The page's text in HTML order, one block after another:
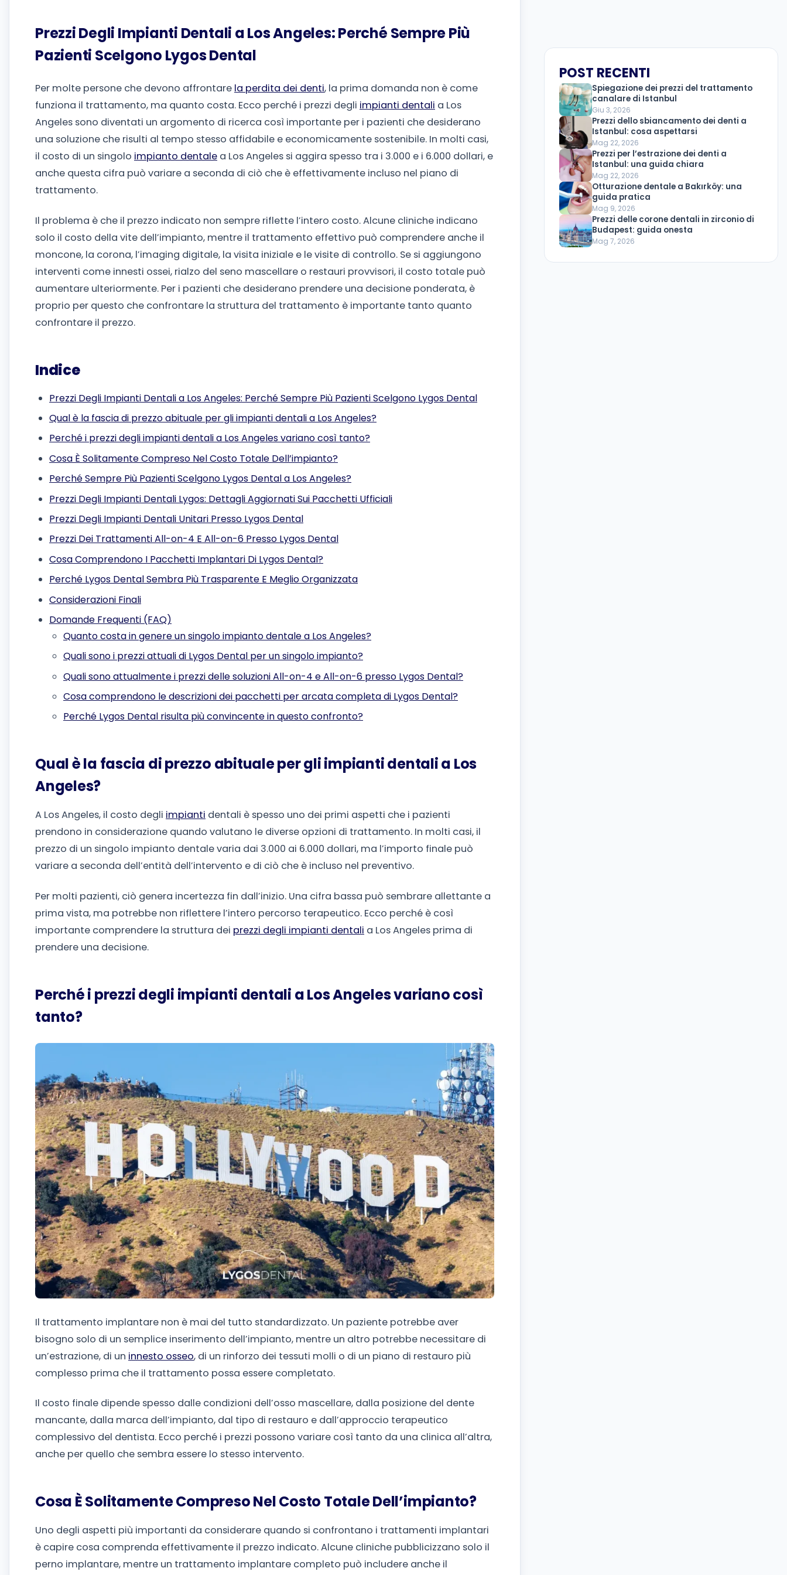
Prezzi Degli Impianti Dentali a Los Angeles: Perché Sempre Più
Pazienti Scelgono Lygos Dental
Per molte persone che devono affrontare la perdita dei denti, la prima domanda non è come
funziona il trattamento, ma quanto costa. Ecco perché i prezzi degli impianti dentali a Los
Angeles sono diventati un argomento di ricerca così importante per i pazienti che desiderano
una soluzione che risulti al tempo stesso affidabile e economicamente sostenibile. In molti casi,
il costo di un singolo impianto dentale a Los Angeles si aggira spesso tra i 3.000 e i 6.000 dollari, e
anche questa cifra può variare a seconda di ciò che è effettivamente incluso nel piano di
trattamento.
Il problema è che il prezzo indicato non sempre riflette l’intero costo. Alcune cliniche indicano
solo il costo della vite dell’impianto, mentre il trattamento effettivo può comprendere anche il
moncone, la corona, l’imaging digitale, la visita iniziale e le visite di controllo. Se si aggiungono
interventi come innesti ossei, rialzo del seno mascellare o restauri provvisori, il costo totale può
aumentare ulteriormente. Per i pazienti che desiderano prendere una decisione ponderata, è
proprio per questo che confrontare la struttura del trattamento è importante tanto quanto
confrontare il prezzo.
Indice
Prezzi Degli Impianti Dentali a Los Angeles: Perché Sempre Più Pazienti Scelgono Lygos Dental
Qual è la fascia di prezzo abituale per gli impianti dentali a Los Angeles?
Perché i prezzi degli impianti dentali a Los Angeles variano così tanto?
Cosa È Solitamente Compreso Nel Costo Totale Dell’impianto?
Perché Sempre Più Pazienti Scelgono Lygos Dental a Los Angeles?
Prezzi Degli Impianti Dentali Lygos: Dettagli Aggiornati Sui Pacchetti Ufficiali
Prezzi Degli Impianti Dentali Unitari Presso Lygos Dental
Prezzi Dei Trattamenti All-on-4 E All-on-6 Presso Lygos Dental
Cosa Comprendono I Pacchetti Implantari Di Lygos Dental?
Perché Lygos Dental Sembra Più Trasparente E Meglio Organizzata
Considerazioni Finali
Domande Frequenti (FAQ)
Quanto costa in genere un singolo impianto dentale a Los Angeles?
Quali sono i prezzi attuali di Lygos Dental per un singolo impianto?
Quali sono attualmente i prezzi delle soluzioni All-on-4 e All-on-6 presso Lygos Dental?
Cosa comprendono le descrizioni dei pacchetti per arcata completa di Lygos Dental?
Perché Lygos Dental risulta più convincente in questo confronto?
Qual è la fascia di prezzo abituale per gli impianti dentali a Los
Angeles?
A Los Angeles, il costo degli impianti dentali è spesso uno dei primi aspetti che i pazienti
prendono in considerazione quando valutano le diverse opzioni di trattamento. In molti casi, il
prezzo di un singolo impianto dentale varia dai 3.000 ai 6.000 dollari, ma l’importo finale può
variare a seconda dell’entità dell’intervento e di ciò che è incluso nel preventivo.
Per molti pazienti, ciò genera incertezza fin dall’inizio. Una cifra bassa può sembrare allettante a
prima vista, ma potrebbe non riflettere l’intero percorso terapeutico. Ecco perché è così
importante comprendere la struttura dei prezzi degli impianti dentali a Los Angeles prima di
prendere una decisione.
Perché i prezzi degli impianti dentali a Los Angeles variano così
tanto?
Il trattamento implantare non è mai del tutto standardizzato. Un paziente potrebbe aver
bisogno solo di un semplice inserimento dell’impianto, mentre un altro potrebbe necessitare di
un’estrazione, di un innesto osseo, di un rinforzo dei tessuti molli o di un piano di restauro più
complesso prima che il trattamento possa essere completato.
Il costo finale dipende spesso dalle condizioni dell’osso mascellare, dalla posizione del dente
mancante, dalla marca dell’impianto, dal tipo di restauro e dall’approccio terapeutico
complessivo del dentista. Ecco perché i prezzi possono variare così tanto da una clinica all’altra,
anche per quello che sembra essere lo stesso intervento.
Cosa È Solitamente Compreso Nel Costo Totale Dell’impianto?
Uno degli aspetti più importanti da considerare quando si confrontano i trattamenti implantari
è capire cosa comprenda effettivamente il prezzo indicato. Alcune cliniche pubblicizzano solo il
perno implantare, mentre un trattamento implantare completo può includere anche il
POST RECENTI
Spiegazione dei prezzi del trattamento
canalare di Istanbul
Giu 3, 2026
Prezzi dello sbiancamento dei denti a
Istanbul: cosa aspettarsi
Mag 22, 2026
Prezzi per l’estrazione dei denti a
Istanbul: una guida chiara
Mag 22, 2026
Otturazione dentale a Bakırköy: una
guida pratica
Mag 9, 2026
Prezzi delle corone dentali in zirconio di
Budapest: guida onesta
Mag 7, 2026